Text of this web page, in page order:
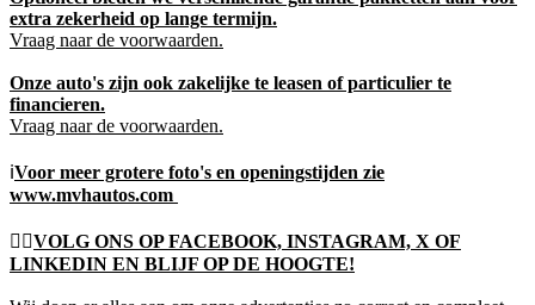
extra zekerheid op lange termijn.
Vraag naar de voorwaarden.
Onze auto's zijn ook zakelijke te leasen of particulier te
financieren.
Vraag naar de voorwaarden.
ℹ️Voor meer grotere foto's en openingstijden zie
www.mvhautos.com
👍🏻VOLG ONS OP FACEBOOK, INSTAGRAM, X OF
LINKEDIN EN BLIJF OP DE HOOGTE!